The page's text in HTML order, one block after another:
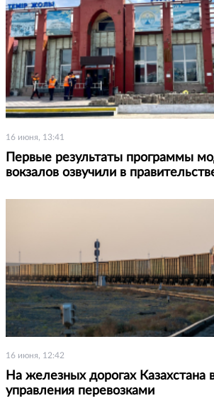
16 июня, 13:41
Первые результаты программы
вокзалов озвучили в
16 июня, 12:42
На железных дорогах
управления перевозками